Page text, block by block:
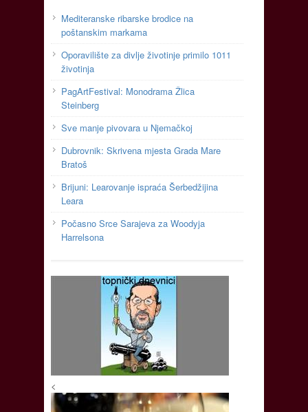
Mediteranske ribarske brodice na
poštanskim markama
Oporavilište za divlje životinje primilo 1011
životinja
PagArtFestival: Monodrama Žlica
Steinberg
Sve manje pivovara u Njemačkoj
Dubrovnik: Skrivena mjesta Grada Mare
Bratoš
Brijuni: Learovanje ispraća Šerbedžijina
Leara
Počasno Srce Sarajeva za Woodyja
Harrelsona
<